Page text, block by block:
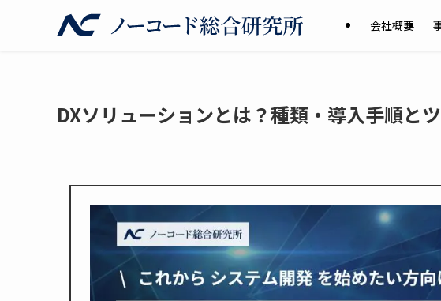
会社概要
DXソリューションとは？種類・導入手順と